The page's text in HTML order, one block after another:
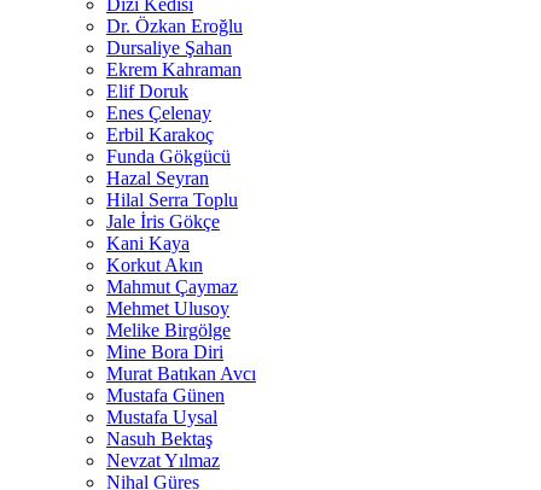
Dizi Kedisi
Dr. Özkan Eroğlu
Dursaliye Şahan
Ekrem Kahraman
Elif Doruk
Enes Çelenay
Erbil Karakoç
Funda Gökgücü
Hazal Seyran
Hilal Serra Toplu
Jale İris Gökçe
Kani Kaya
Korkut Akın
Mahmut Çaymaz
Mehmet Ulusoy
Melike Birgölge
Mine Bora Diri
Murat Batıkan Avcı
Mustafa Günen
Mustafa Uysal
Nasuh Bektaş
Nevzat Yılmaz
Nihal Güres